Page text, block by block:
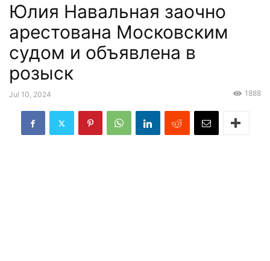
Юлия Навальная заочно
арестована Московским
судом и объявлена в
розыск
Jul 10, 2024 1888